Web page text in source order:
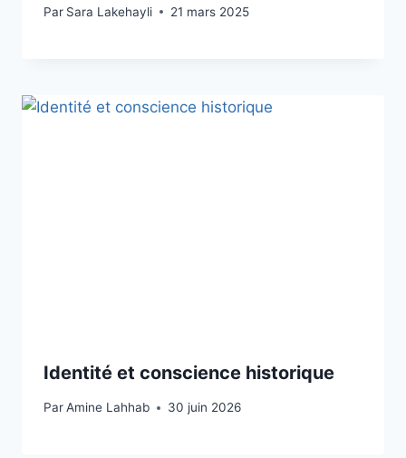
Par Sara Lakehayli 21 mars 2025
Identité et conscience historique
ParAmine Lahhab 30 juin 2026